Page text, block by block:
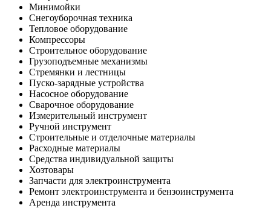
Минимойки
Снегоуборочная техника
Тепловое оборудование
Компрессоры
Строительное оборудование
Грузоподъемные механизмы
Стремянки и лестницы
Пуско-зарядные устройства
Насосное оборудование
Сварочное оборудование
Измерительный инструмент
Ручной инструмент
Строительные и отделочные материалы
Расходные материалы
Средства индивидуальной защиты
Хозтовары
Запчасти для электроинструмента
Ремонт электроинструмента и бензоинструмента
Аренда инструмента